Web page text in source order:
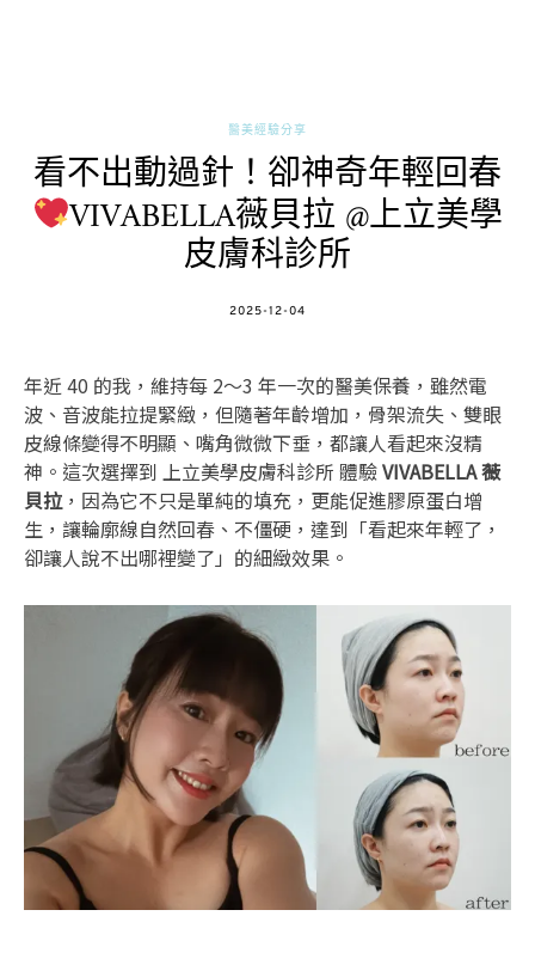
醫美經驗分享
看不出動過針！卻神奇年輕回春
VIVABELLA薇貝拉 @上立美學
皮膚科診所
POSTED
2025-12-04
年近 40 的我，維持每 2～3 年一次的醫美保養，雖然電
波、音波能拉提緊緻，但隨著年齡增加，骨架流失、雙眼
皮線條變得不明顯、嘴角微微下垂，都讓人看起來沒精
神。這次選擇到 上立美學皮膚科診所 體驗VIVABELLA 薇
貝拉，因為它不只是單純的填充，更能促進膠原蛋白增
生，讓輪廓線自然回春、不僵硬，達到「看起來年輕了，
卻讓人說不出哪裡變了」的細緻效果。